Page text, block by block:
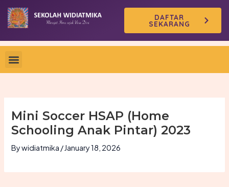
Skip
content
DAFTAR
SEKARANG
Mini Soccer HSAP (Home
Schooling Anak Pintar) 2023
Bywidiatmika /January 18, 2026